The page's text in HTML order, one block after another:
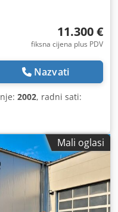
11.300 €
fiksna cijena plus PDV
Nazvati
2002, radni sati:
Mali oglasi